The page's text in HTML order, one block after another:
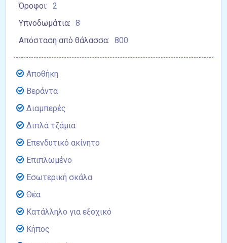
Όροφοι: 2
Υπνοδωμάτια: 8
Απόσταση από θάλασσα: 800
Αποθήκη
Βεράντα
Διαμπερές
Διπλά τζάμια
Επενδυτικό ακίνητο
Επιπλωμένο
Εσωτερική σκάλα
Θέα
Κατάλληλο για εξοχικό
Κήπος